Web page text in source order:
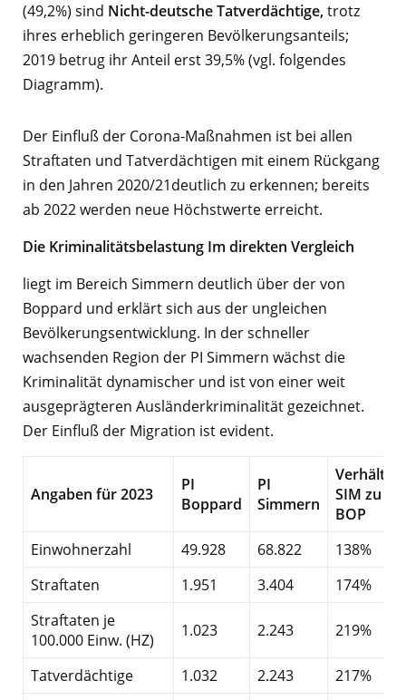
(49,2%) sind Nicht-deutscheTatverdächtige,trotz
ihres erheblich geringeren Bevölkerungsanteils;
2019 betrug ihr Anteil erst 39,5% (vgl. folgendes
Diagramm).
Der Einfluß der Corona-Maßnahmen ist bei allen
Straftaten und Tatverdächtigen mit einem Rückgang
in den Jahren 2020/21deutlich zu erkennen; bereits
ab 2022 werden neue Höchstwerte erreicht.
Die Kriminalitätsbelastung Im direkten Vergleich
liegt im Bereich Simmern deutlich über der von
Boppard und erklärt sich aus der ungleichen
Bevölkerungsentwicklung. In der schneller
wachsenden Region der PI Simmern wächst die
Kriminalität dynamischer und ist von einer weit
ausgeprägteren Ausländerkriminalität gezeichnet.
Der Einfluß der Migration ist evident.
Angaben für 2023
PI
Boppard
PI
Simmern
Verhältnis
SIM zu
BOP
Einwohnerzahl
49.928 68.822
138%
Straftaten
1.951 3.404
174%
Straftaten je
100.000 Einw. (HZ)
1.023 2.243 219%
Tatverdächtige 1.032 2.243
217%